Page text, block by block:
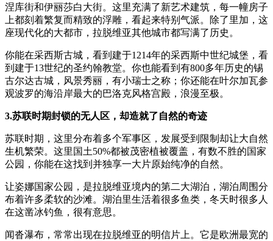
涅库街和伊丽莎白大街。这里充满了新艺术建筑，每一幢房子
上都刻着繁复而精致的浮雕，看起来特别气派。除了里加，这
座现代化的大都市，拉脱维亚其他城市都写满了历史。
你能在采西斯古城，看到建于1214年的采西斯中世纪城堡，看
到建于13世纪的圣约翰教堂。你也能看到有800多年历史的锡
古尔达古城，风景秀丽，有小瑞士之称；你还能在叶尔加瓦参
观波罗的海沿岸最大的巴洛克风格宫殿，浪漫至极。
3.苏联时期封锁的无人区，却造就了自然的奇迹
苏联时期，这里分布着多个军事区，发展受到限制却让大自然
生机繁荣。这里国土50%都被茂密植被覆盖，有数不胜的国家
公园，你能在这找到并独享一大片原始纯净的自然。
让姿娜国家公园，是拉脱维亚境内的第二大湖泊，湖泊周围分
布着许多柔软的沙滩。湖泊里生活着很多鱼类，冬天时很多人
在这凿冰钓鱼，很有意思。
闻沓瀑布，常常出现在拉脱维亚的明信片上。它是欧洲最宽的